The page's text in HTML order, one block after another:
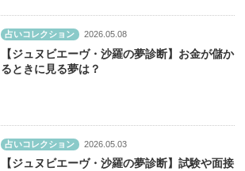
占いコレクション 2026.05.08
【ジュヌビエーヴ・沙羅の夢診断】お金が儲か
るときに見る夢は？
占いコレクション 2026.05.03
【ジュヌビエーヴ・沙羅の夢診断】試験や面接